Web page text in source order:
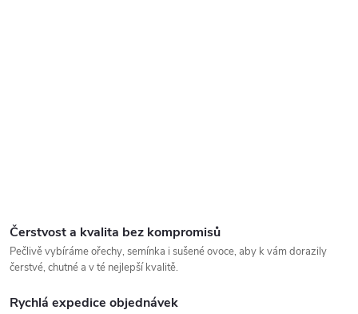
Čerstvost a kvalita bez kompromisů
Pečlivě vybíráme ořechy, semínka i sušené ovoce, aby k vám dorazily
čerstvé, chutné a v té nejlepší kvalitě.
Rychlá expedice objednávek